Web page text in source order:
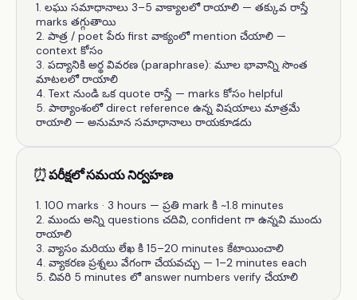
లఘు సమాధానాలు 3–5 వాక్యాలలో రాయాలి — తక్కువ రాస్తే
marks తగ్గుతాయి
పాత్ర / poet పేరు first వాక్యంలో mention చేయాలి —
context కోసం
పద్యానికి అర్థ వివరణ (paraphrase): మూల భావాన్ని సొంత
మాటలలో రాయాలి
Text నుండి ఒక quote రాస్తే — marks కోసం helpful
పాఠ్యాంశంలో direct reference ఉన్న విషయాలు మాత్రమే
రాయాలి — అనుమాన సమాధానాలు రాయకూడదు
⏰పరీక్షలో సమయ నిర్వహణ
100 marks · 3 hours — ప్రతి mark కి ~1.8 minutes
ముందు అన్ని questions చదివి, confident గా ఉన్నవి ముందు
రాయాలి
వ్యాసం మరియు లేఖ కి 15–20 minutes కేటాయించాలి
వ్యాకరణ ప్రశ్నలు వేగంగా చేయవచ్చు — 1–2 minutes each
చివరి 5 minutes లో answer numbers verify చేయాలి